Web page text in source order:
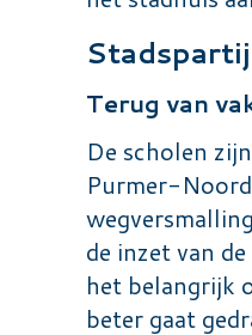
Terug van
De scholen
Purmer-
de inzet van
het belangrijk
beter gaat